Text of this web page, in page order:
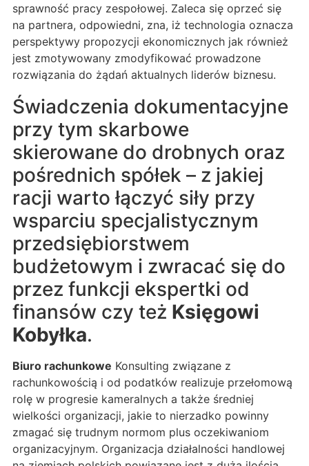
sprawność pracy zespołowej. Zaleca się oprzeć się
na partnera, odpowiedni, zna, iż technologia oznacza
perspektywy propozycji ekonomicznych jak również
jest zmotywowany zmodyfikować prowadzone
rozwiązania do żądań aktualnych liderów biznesu.
Świadczenia dokumentacyjne
przy tym skarbowe
skierowane do drobnych oraz
pośrednich spółek – z jakiej
racji warto łączyć siły przy
wsparciu specjalistycznym
przedsiębiorstwem
budżetowym i zwracać się do
przez funkcji ekspertki od
finansów czy też Księgowi
Kobyłka.
Biuro rachunkowe Konsulting związane z
rachunkowością i od podatków realizuje przełomową
rolę w progresie kameralnych a także średniej
wielkości organizacji, jakie to nierzadko powinny
zmagać się trudnym normom plus oczekiwaniom
organizacyjnym. Organizacja działalności handlowej